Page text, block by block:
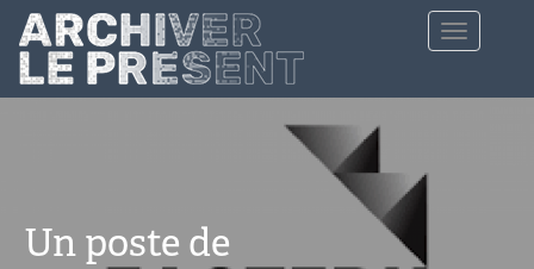
Aller au contenu principal
Toggle
navigation
Un poste de